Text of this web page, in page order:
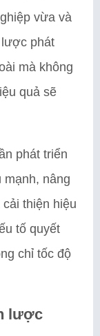
vừa và
lược phát
mà không
quả sẽ
phát triển
mạnh, nâng
thiện hiệu
tố quyết
chỉ tốc độ
lược